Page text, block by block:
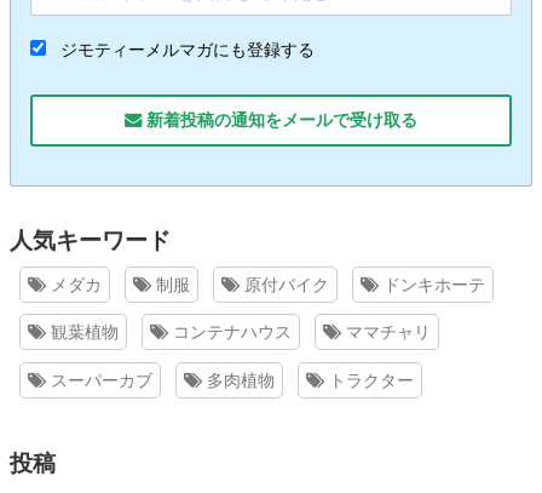
ジモティーメルマガにも登録する
新着投稿の通知をメールで受け取る
人気キーワード
メダカ 制服 原付バイク ドンキホーテ
観葉植物 コンテナハウス ママチャリ
スーパーカブ 多肉植物 トラクター
投稿